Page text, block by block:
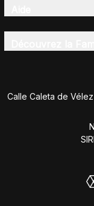
Calle Caleta de